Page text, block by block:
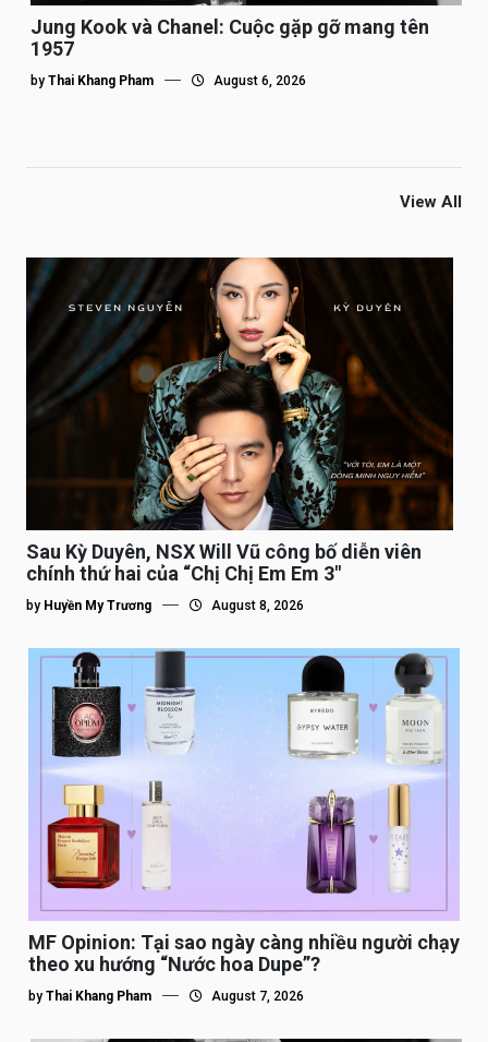
Jung Kook và Chanel: Cuộc gặp gỡ mang tên
1957
by Thai Khang Pham August 6, 2026
View All
Sau Kỳ Duyên, NSX Will Vũ công bố diễn viên
chính thứ hai của “Chị Chị Em Em 3″
by Huyền My Trương August 8, 2026
MF Opinion: Tại sao ngày càng nhiều người chạy
theo xu hướng “Nước hoa Dupe”?
by Thai Khang Pham August 7, 2026